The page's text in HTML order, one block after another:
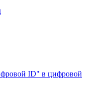
ID" в цифровой